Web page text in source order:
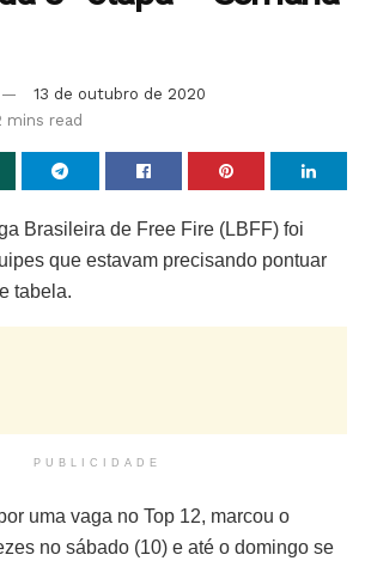
13 de outubro de 2020
mins read
Brasileira de Free Fire (LBFF) foi
que estavam precisando pontuar
tabela.
PUBLICIDADE
uma vaga no Top 12, marcou o
no sábado (10) e até o domingo se